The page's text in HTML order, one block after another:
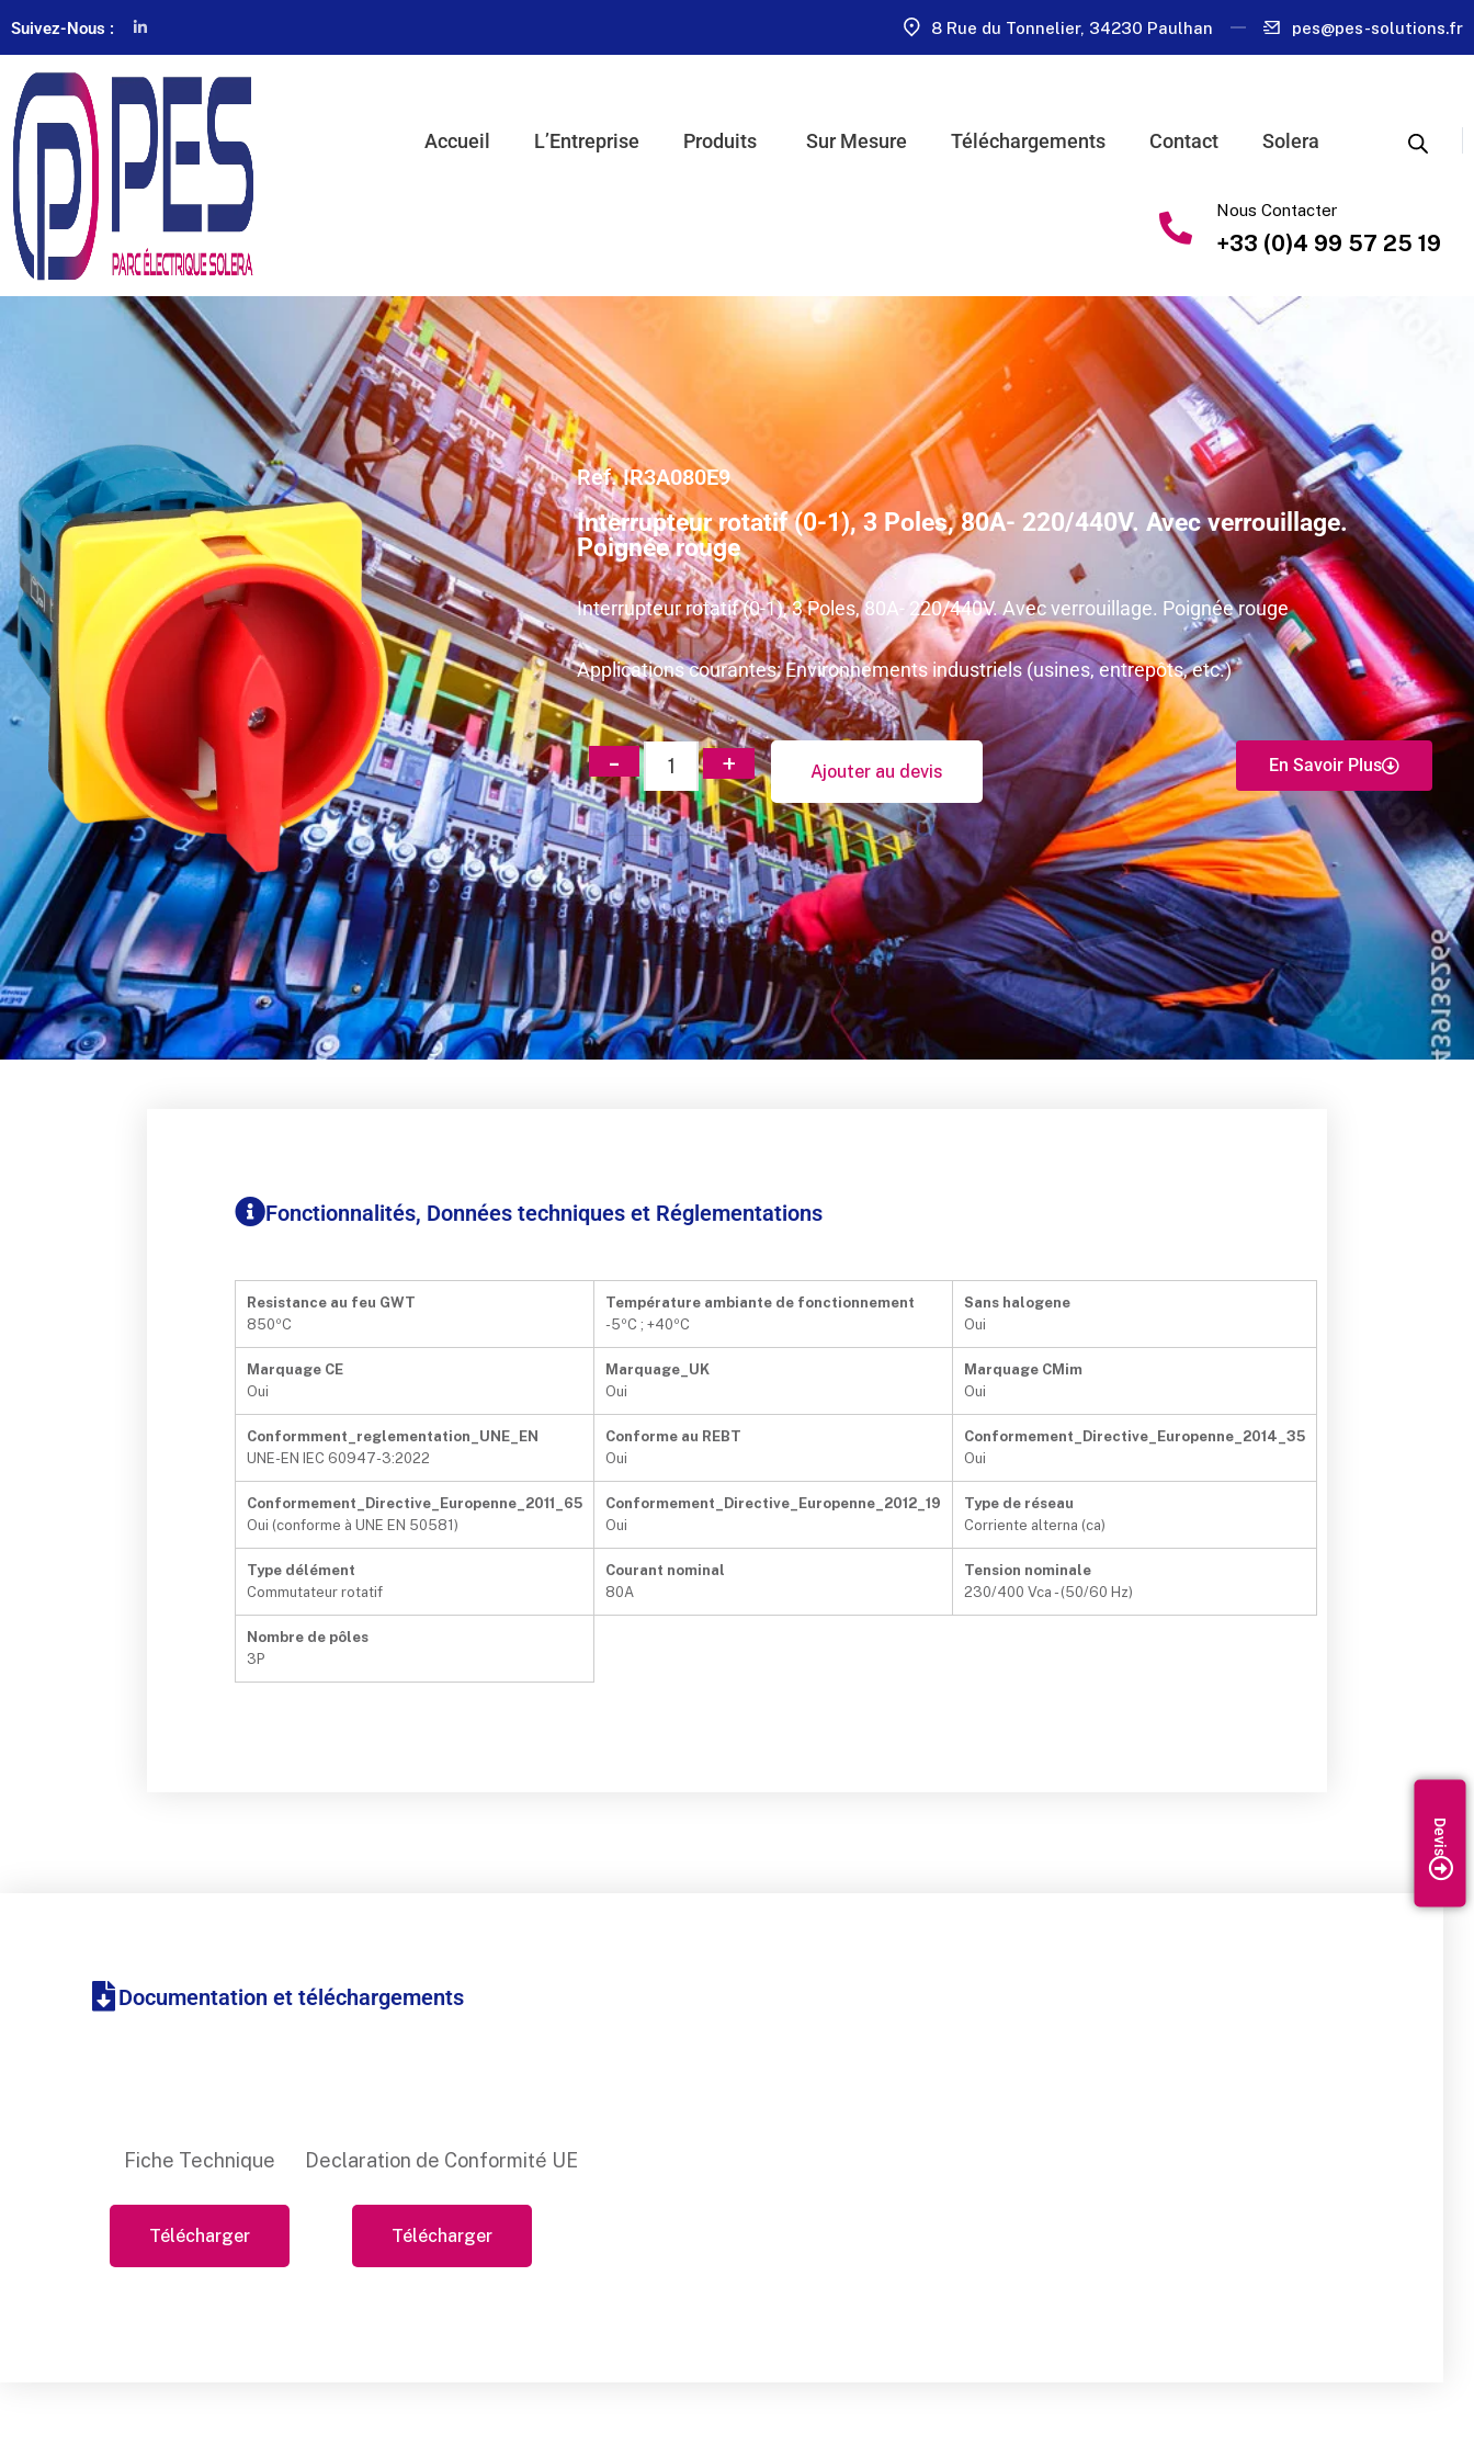
Suivez-Nous : 8 Rue du Tonnelier, 34230 Paulhan pes@pes-solutions.fr
Accueil L’Entreprise Produits Sur Mesure Téléchargements Contact Solera
Nous Contacter
+33 (0)4 99 57 25 19
Ref. IR3A080E9
Interrupteur rotatif (0-1), 3 Poles, 80A- 220/440V. Avec verrouillage.
Poignée rouge
Interrupteur rotatif (0-1), 3 Poles, 80A- 220/440V. Avec verrouillage. Poignée rouge
Applications courantes: Environnements industriels (usines, entrepôts, etc.)
Ajouter au devis En Savoir Plus
Fonctionnalités, Données techniques et Réglementations
Resistance au feu GWT
850ºC
Température ambiante de fonctionnement
-5ºC ; +40ºC
Sans halogene
Oui
Marquage CE
Oui
Marquage_UK
Oui
Marquage CMim
Oui
Conformment_reglementation_UNE_EN
UNE-EN IEC 60947-3:2022
Conforme au REBT
Oui
Conformement_Directive_Europenne_2014_35
Oui
Conformement_Directive_Europenne_2011_65
Oui (conforme à UNE EN 50581)
Conformement_Directive_Europenne_2012_19
Oui
Type de réseau
Corriente alterna (ca)
Type délément
Commutateur rotatif
Courant nominal
80A
Tension nominale
230/400 Vca - (50/60 Hz)
Nombre de pôles
3P
Documentation et téléchargements
Fiche Technique
Télécharger
Declaration de Conformité UE
Télécharger